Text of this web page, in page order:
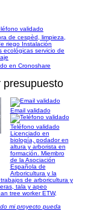
validado
de cespèd, limpieza,
riego Instalación
ecológicas servicio de
en Cronoshare
presupuesto
Email validado
Teléfono validado
Licenciado en
biología, podador en
altura y arborista en
formación. Miembro
de la Asociación
Española de
Arboricultura y la
de arboricultura y
tala y apeo
tree worker ETW,
mi proyecto pueda